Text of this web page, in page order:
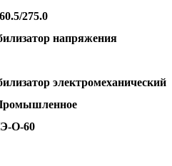
60.5/275.0
напряжения
электромеханический
О-60